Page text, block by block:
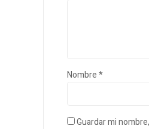
Nombre*
Guardar mi